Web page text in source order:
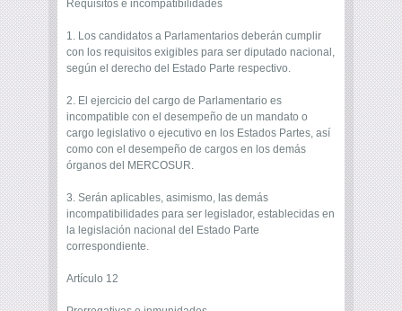
Requisitos e incompatibilidades
1. Los candidatos a Parlamentarios deberán cumplir
con los requisitos exigibles para ser diputado nacional,
según el derecho del Estado Parte respectivo.
2. El ejercicio del cargo de Parlamentario es
incompatible con el desempeño de un mandato o
cargo legislativo o ejecutivo en los Estados Partes, así
como con el desempeño de cargos en los demás
órganos del MERCOSUR.
3. Serán aplicables, asimismo, las demás
incompatibilidades para ser legislador, establecidas en
la legislación nacional del Estado Parte
correspondiente.
Artículo 12